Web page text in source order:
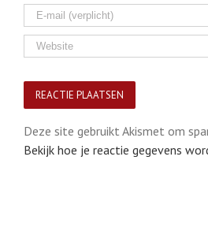
Deze site gebruikt Akismet om
Bekijk hoe je reactie gegevens